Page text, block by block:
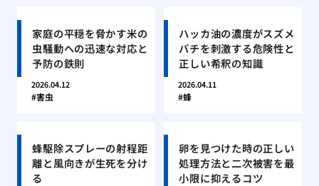
家庭の平穏を脅かす米の
虫騒動への迅速な対応と
予防の鉄則
2026.04.12
害虫
ハッカ油の濃度がスズメ
バチを刺激する危険性と
正しい希釈の知識
2026.04.11
蜂
蜂駆除スプレーの射程距
離と風向きが生死を分け
る
卵を見つけた時の正しい
処理方法と二次被害を最
小限に抑えるコツ